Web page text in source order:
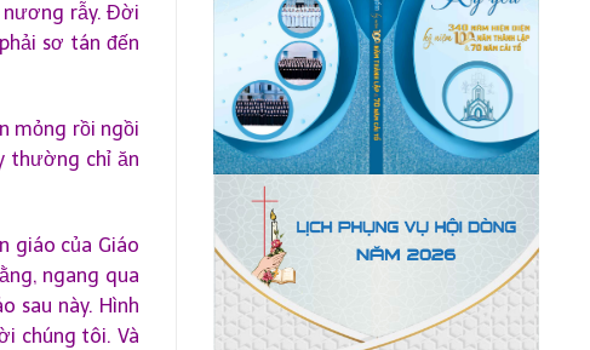
nương rẫy. Đời
sơ tán đến
mỏng rồi ngồi
thường chỉ ăn
giáo của Giáo
ngang qua
sau này. Hình
chúng tôi. Và